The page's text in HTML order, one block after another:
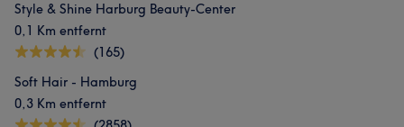
Was unsere Kunden über Hati sagen
Kompetent 12
Style & Shine Harburg Beauty-Center
0,1 Km entfernt
(165)
Soft Hair - Hamburg
0,3 Km entfernt